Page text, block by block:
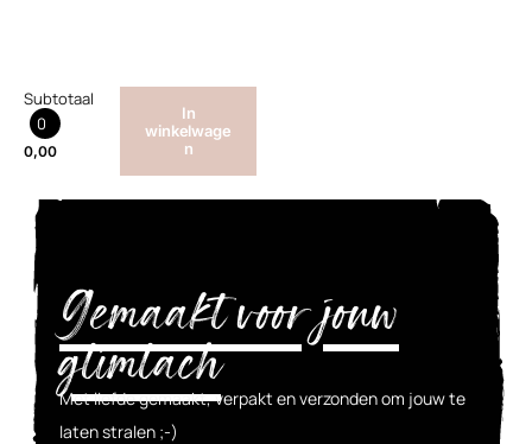
Subtotaal
0
0,00
In
winkelwage
n
Gemaakt voor jouw
glimlach
Met liefde gemaakt, verpakt en verzonden om jouw te
laten stralen ;-)